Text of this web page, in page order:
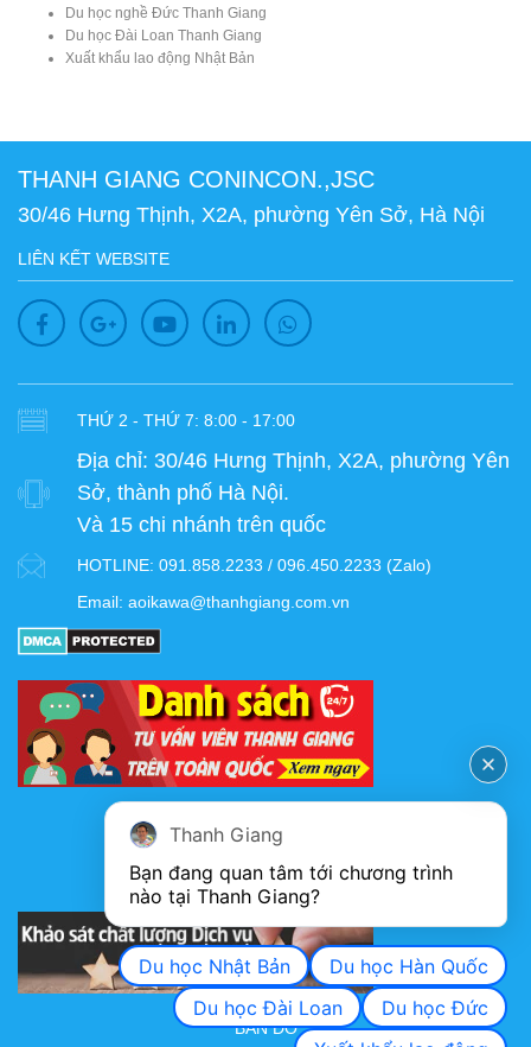
Du học nghề Đức Thanh Giang
Du học Đài Loan Thanh Giang
Xuất khẩu lao động Nhật Bản
THANH GIANG CONINCON.,JSC
30/46 Hưng Thịnh, X2A, phường Yên Sở, Hà Nội
LIÊN KẾT WEBSITE
THỨ 2 - THỨ 7: 8:00 - 17:00
Địa chỉ: 30/46 Hưng Thịnh, X2A, phường Yên
Sở, thành phố Hà Nội.
Và 15 chi nhánh trên quốc
HOTLINE: 091.858.2233 / 096.450.2233 (Zalo)
Email: aoikawa@thanhgiang.com.vn
KHẢO SÁT CHẤT LƯỢNG DỊCH VỤ
BẢN ĐỒ
Thanh Giang
Bạn đang quan tâm tới chương trình
nào tại Thanh Giang?
Du học Nhật Bản
Du học Hàn Quốc
Du học Đài Loan
Du học Đức